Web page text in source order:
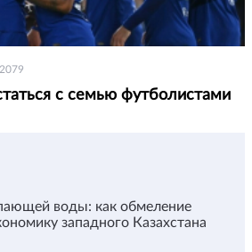
2079
с семью футболистами
воды: как обмеление
западного Казахстана